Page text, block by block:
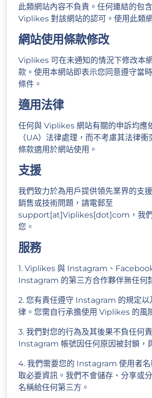
此類網站內容不負責。任何連結的包
Viplikes 對該網站的認可。使用此類
網站使用條款修改
Viplikes 可在未通知的情況下修改本
款。使用本網站即表示您同意遵守當
條件。
適用法律
任何與 Viplikes 網站有關的申訴均應
（UA）法律處理，而不考慮其法律衝
條款適用於網站使用。
支援
我們致力於為用戶提供領先業界的支
銷售或技術問題，請電郵至
support[at]Viplikes[dot]com，我們
您。
服務
1. Viplikes 與 Instagram、
Instagram 的第三方合作夥伴無任何
2. 您有責任遵守 Instagram 的規定以
律。您需自行承擔使用 Viplikes 的風
3. 我們對您的行為及其後果不負任何
Instagram 帳號因任何原因被封鎖，
4. 我們需要您的 Instagram 使用者名
取必要資訊。我們不會儲存、分享或
名稱給任何第三方。